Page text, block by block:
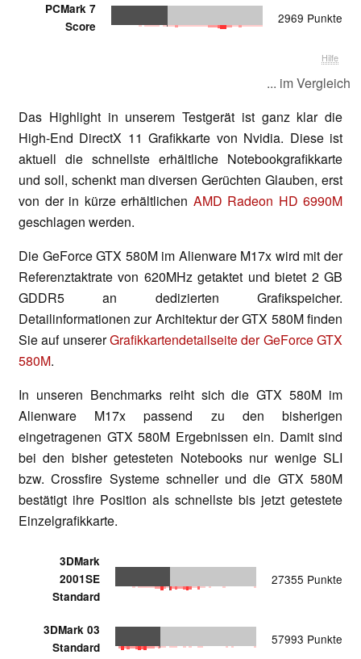
PCMark 7
Score
2969 Punkte
Hilfe
... im Vergleich
Das Highlight in unserem Testgerät ist ganz klar die
High-End DirectX 11 Grafikkarte von Nvidia. Diese ist
aktuell die schnellste erhältliche Notebookgrafikkarte
und soll, schenkt man diversen Gerüchten Glauben, erst
von der in kürze erhältlichen AMD Radeon HD 6990M
geschlagen werden.
Die GeForce GTX 580M im Alienware M17x wird mit der
Referenztaktrate von 620MHz getaktet und bietet 2 GB
GDDR5 an dedizierten Grafikspeicher.
Detailinformationen zur Architektur der GTX 580M finden
Sie auf unsererGrafikkartendetailseite der GeForce GTX
580M.
In unseren Benchmarks reiht sich die GTX 580M im
Alienware M17x passend zu den bisherigen
eingetragenen GTX 580M Ergebnissen ein. Damit sind
bei den bisher getesteten Notebooks nur wenige SLI
bzw. Crossfire Systeme schneller und die GTX 580M
bestätigt ihre Position als schnellste bis jetzt getestete
Einzelgrafikkarte.
3DMark
2001SE
Standard
27355 Punkte
3DMark 03
Standard
57993 Punkte